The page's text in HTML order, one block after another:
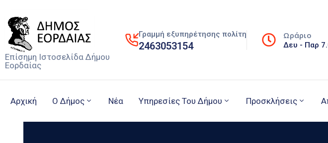
Επίσημη Ιστοσελίδα Δήμου
Εορδαίας
Γραμμή εξυπηρέτησης πολίτη
2463053154
Ωράριο
Δευ - Παρ
Αρχική Ο Δήμος Νέα Υπηρεσίες Του Δήμου Προσκλήσεις